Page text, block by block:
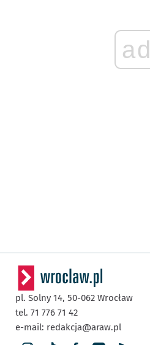
ad
pl. Solny 14, 50-062 Wrocław
tel. 71 776 71 42
e-mail: redakcja@araw.pl